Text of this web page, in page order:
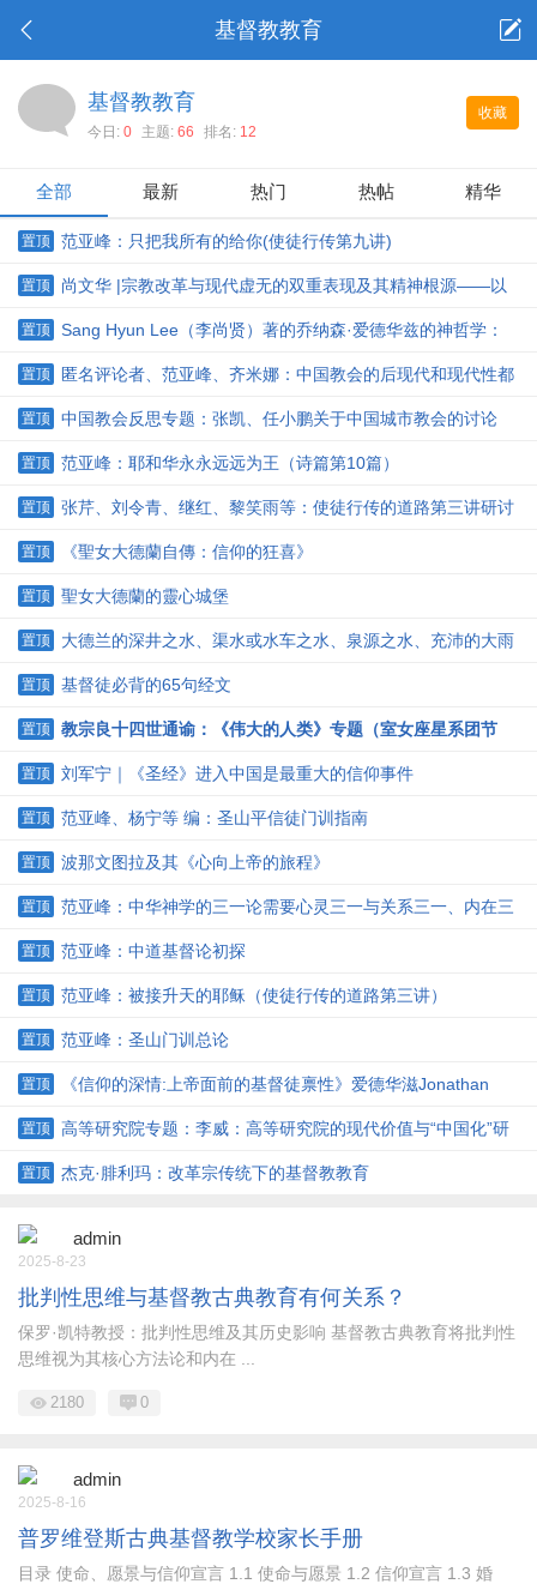
基督教教育
收藏
基督教教育
今日: 0 主题: 66 排名: 12
全部 最新 热门 热帖 精华
置顶 范亚峰：只把我所有的给你(使徒行传第九讲)
置顶 尚文华 |宗教改革与现代虚无的双重表现及其精神根源——以
英国的清教运动为分析范例
置顶 Sang Hyun Lee（李尚贤）著的乔纳森·爱德华兹的神哲学：
增订版简介
置顶 匿名评论者、范亚峰、齐米娜：中国教会的后现代和现代性都
走不通，灵修密契化是前提
置顶 中国教会反思专题：张凯、任小鹏关于中国城市教会的讨论
置顶 范亚峰：耶和华永永远远为王（诗篇第10篇）
置顶 张芹、刘令青、继红、黎笑雨等：使徒行传的道路第三讲研讨
第一次
置顶 《聖女大德蘭自傳：信仰的狂喜》
置顶 聖女大德蘭的靈心城堡
置顶 大德兰的深井之水、渠水或水车之水、泉源之水、充沛的大雨
水的密契灵修含义
置顶 基督徒必背的65句经文
置顶 教宗良十四世通谕：《伟大的人类》专题（室女座星系团节
译）
置顶 刘军宁｜《圣经》进入中国是最重大的信仰事件
置顶 范亚峰、杨宁等 编：圣山平信徒门训指南
置顶 波那文图拉及其《心向上帝的旅程》
置顶 范亚峰：中华神学的三一论需要心灵三一与关系三一、内在三
一与经世三一并建
置顶 范亚峰：中道基督论初探
置顶 范亚峰：被接升天的耶稣（使徒行传的道路第三讲）
置顶 范亚峰：圣山门训总论
置顶 《信仰的深情:上帝面前的基督徒禀性》爱德华滋Jonathan
Edwards
置顶 高等研究院专题：李威：高等研究院的现代价值与“中国化”研
究
置顶 杰克·腓利玛：改革宗传统下的基督教教育
admin
2025-8-23
批判性思维与基督教古典教育有何关系？
保罗·凯特教授：批判性思维及其历史影响 基督教古典教育将批判性
思维视为其核心方法论和内在 ...
2180 0
admin
2025-8-16
普罗维登斯古典基督教学校家长手册
目录 使命、愿景与信仰宣言 1.1 使命与愿景 1.2 信仰宣言 1.3 婚